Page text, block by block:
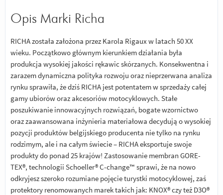
Opis Marki Richa
RICHA została założona przez Karola Rigaux w latach 50 XX
wieku. Początkowo głównym kierunkiem działania była
produkcja wysokiej jakości rękawic skórzanych. Konsekwentna i
zarazem dynamiczna polityka rozwoju oraz nieprzerwana analiza
rynku sprawiła, że dziś RICHA jest potentatem w sprzedaży całej
gamy ubiorów oraz akcesoriów motocyklowych. Stałe
poszukiwanie innowacyjnych rozwiązań, bogate wzornictwo
oraz zaawansowana inżynieria materiałowa decydują o wysokiej
pozycji produktów belgijskiego producenta nie tylko na rynku
rodzimym, ale i na całym świecie – RICHA eksportuje swoje
produkty do ponad 25 krajów! Zastosowanie membran GORE-
TEX®, technologii Schoeller® C-change™ sprawi, że na nowo
odkryjesz szeroko rozumiane pojęcie turystki motocyklowej, zaś
protektory renomowanych marek takich jak: KNOX® czy też D3O®